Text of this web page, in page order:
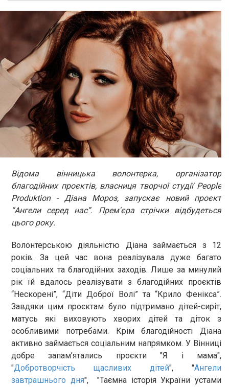
Відома вінницька волонтерка, організатор
благодійних проєктів, власниця творчої студії People
Produktion - Діана Мороз, запускає новий проєкт
“Ангели серед нас”. Прем'єра стрічки відбудеться
цього року.
Волонтерською діяльністю Діана займається з 12
років. За цей час вона реалізувала дуже багато
соціальних та благодійних заходів. Лише за минулий
рік їй вдалось реалізувати з благодійних проєктів
“Нескорені”, “Діти Доброї Волі” та “Крило Фенікса”.
Завдяки цим проєктам було підтримано дітей-сиріт,
матусь які виховують хворих дітей та діток з
особливими потребами. Крім благодійності Діана
активно займається соціальним напрямком. У Вінниці
добре запам’ятались проєкти "Я і мама",
"Добротворчість щасливих дітей", "Ангели
завтрашнього дня", "Таємна історія України устами